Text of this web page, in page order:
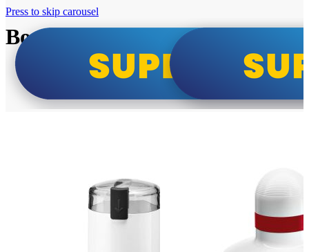
Bosch super cene
Press to skip carousel